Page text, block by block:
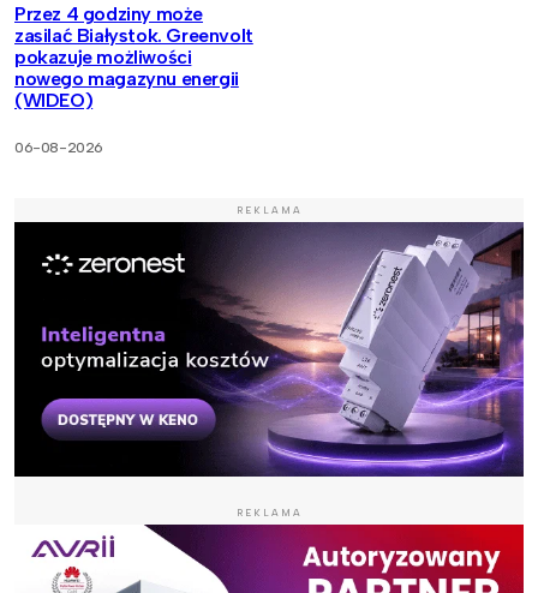
Przez 4 godziny może
zasilać Białystok. Greenvolt
pokazuje możliwości
nowego magazynu energii
(WIDEO)
06-08-2026
REKLAMA
REKLAMA